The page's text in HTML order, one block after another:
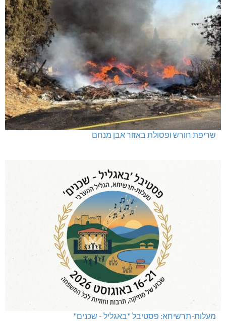
שריפת חורש ופסולת באזור אבן מנחם
מעלות-תרשיחא: פסטיבל "באגליל - שכנים"